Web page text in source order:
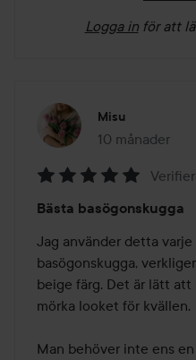
Logga in för att
Misu
10 månader
Inlägget
5
av
5
Bästa basögonskugga
Jag använder detta varje
basögonskugga,
beige färg. Det är lätt
mörka looket för kvällen.
Man behöver inte ens